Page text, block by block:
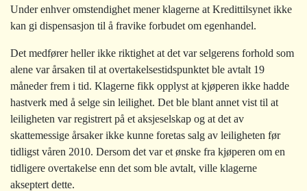
Under enhver omstendighet mener klagerne at Kredittilsynet ikke
kan gi dispensasjon til å fravike forbudet om egenhandel.
Det medfører heller ikke riktighet at det var selgerens forhold som
alene var årsaken til at overtakelsestidspunktet ble avtalt 19
måneder frem i tid. Klagerne fikk opplyst at kjøperen ikke hadde
hastverk med å selge sin leilighet. Det ble blant annet vist til at
leiligheten var registrert på et aksjeselskap og at det av
skattemessige årsaker ikke kunne foretas salg av leiligheten før
tidligst våren 2010. Dersom det var et ønske fra kjøperen om en
tidligere overtakelse enn det som ble avtalt, ville klagerne
akseptert dette.